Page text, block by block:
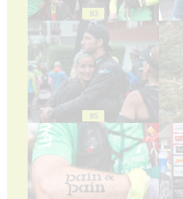
83
85